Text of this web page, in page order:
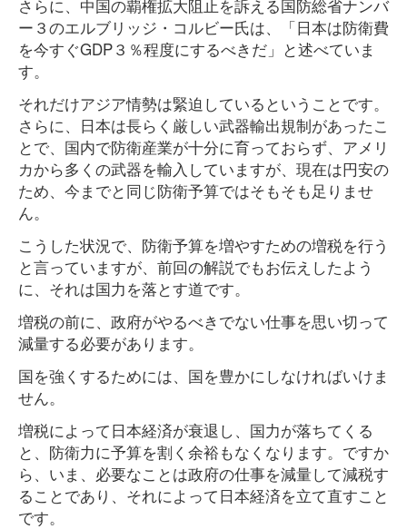
さらに、中国の覇権拡大阻止を訴える国防総省ナンバ
ー３のエルブリッジ・コルビー氏は、「日本は防衛費
を今すぐGDP３％程度にするべきだ」と述べていま
す。
それだけアジア情勢は緊迫しているということです。
さらに、日本は長らく厳しい武器輸出規制があったこ
とで、国内で防衛産業が十分に育っておらず、アメリ
カから多くの武器を輸入していますが、現在は円安の
ため、今までと同じ防衛予算ではそもそも足りませ
ん。
こうした状況で、防衛予算を増やすための増税を行う
と言っていますが、前回の解説でもお伝えしたよう
に、それは国力を落とす道です。
増税の前に、政府がやるべきでない仕事を思い切って
減量する必要があります。
国を強くするためには、国を豊かにしなければいけま
せん。
増税によって日本経済が衰退し、国力が落ちてくる
と、防衛力に予算を割く余裕もなくなります。ですか
ら、いま、必要なことは政府の仕事を減量して減税す
ることであり、それによって日本経済を立て直すこと
です。